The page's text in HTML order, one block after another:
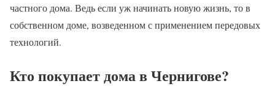
частного дома. Ведь если уж начинать новую жизнь, то в
собственном доме, возведенном с применением передовых
технологий.
Кто покупает дома в Чернигове?